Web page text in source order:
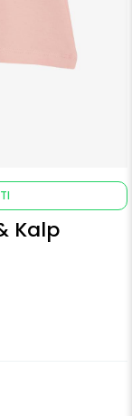
Kalp